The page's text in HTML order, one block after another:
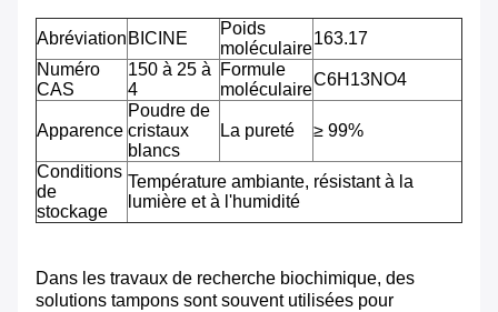
Abréviation BICINE
Poids
moléculaire
163.17
Numéro
CAS
150 à 25 à
4
Formule
moléculaire
C6H13NO4
Apparence
Poudre de
cristaux
blancs
La pureté ≥ 99%
Conditions
de
stockage
Température ambiante, résistant à la
lumière et à l'humidité
Dans les travaux de recherche biochimique, des
solutions tampons sont souvent utilisées pour